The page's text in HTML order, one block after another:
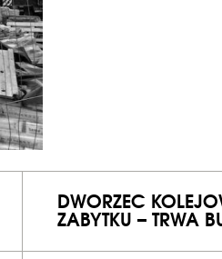
DWORZEC
ZABYTKU – TRWA